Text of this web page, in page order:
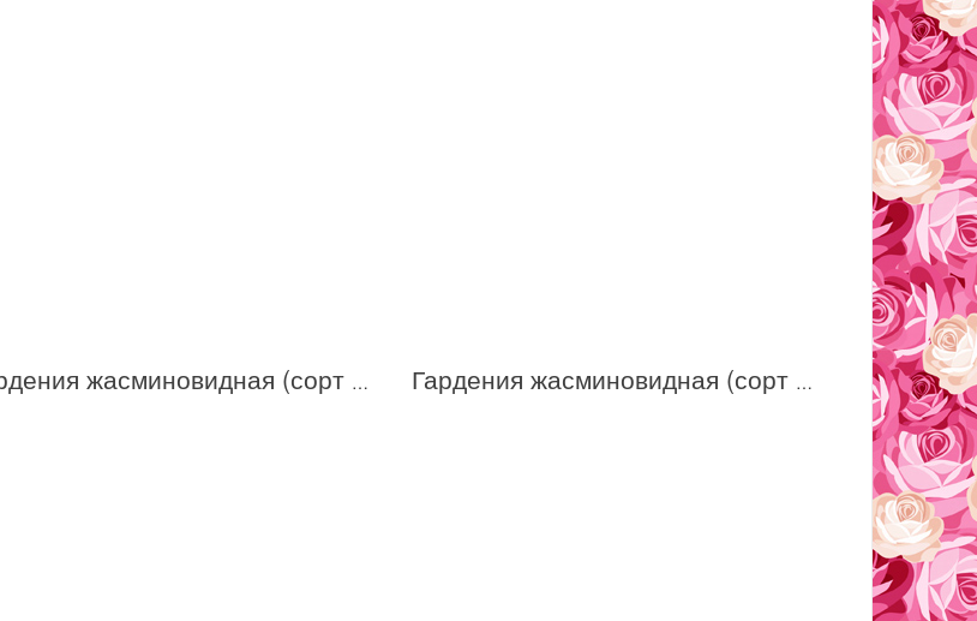
Гардения жасминовидная (сорт 'SWEET HEART') Гардения жасминовидная (сорт 'Double Mint')